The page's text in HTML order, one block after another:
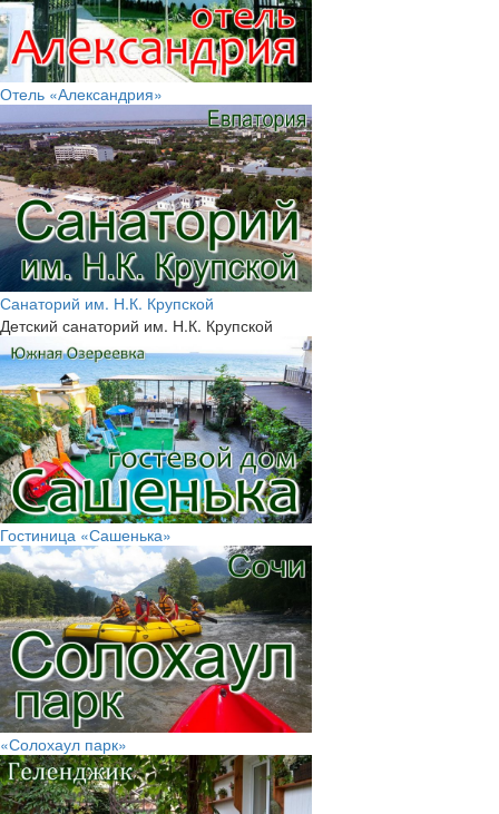
Отель «Александрия»
Санаторий им. Н.К. Крупской
Детский санаторий им. Н.К. Крупской
Гостиница «Сашенька»
«Солохаул парк»